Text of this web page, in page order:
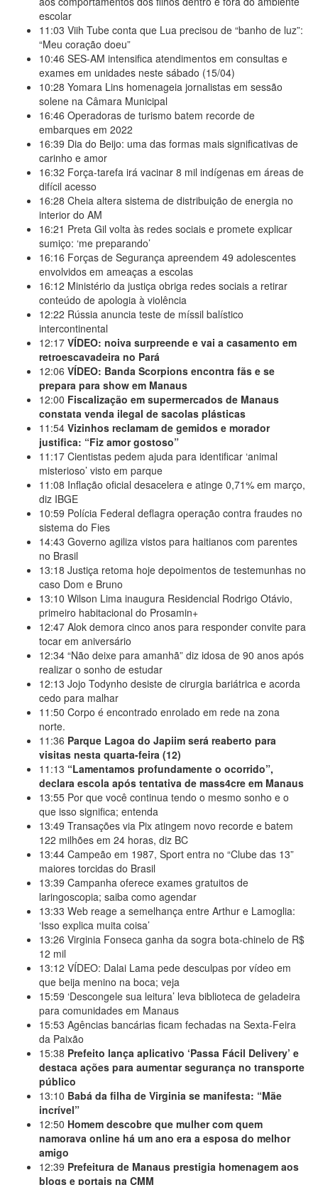
escolar
11:03 Viih Tube conta que Lua precisou de “banho de luz”:
“Meu coração doeu”
10:46 SES-AM intensifica atendimentos em consultas e
exames em unidades neste sábado (15/04)
10:28 Yomara Lins homenageia jornalistas em sessão
solene na Câmara Municipal
16:46 Operadoras de turismo batem recorde de
embarques em 2022
16:39 Dia do Beijo: uma das formas mais significativas de
carinho e amor
16:32 Força-tarefa irá vacinar 8 mil indígenas em áreas de
difícil acesso
16:28 Cheia altera sistema de distribuição de energia no
interior do AM
16:21 Preta Gil volta às redes sociais e promete explicar
sumiço: ‘me preparando’
16:16 Forças de Segurança apreendem 49 adolescentes
envolvidos em ameaças a escolas
16:12 Ministério da justiça obriga redes sociais a retirar
conteúdo de apologia à violência
12:22 Rússia anuncia teste de míssil balístico
intercontinental
12:17 VÍDEO: noiva surpreende e vai a casamento em
retroescavadeira no Pará
12:06 VÍDEO: Banda Scorpions encontra fãs e se
prepara para show em Manaus
12:00 Fiscalização em supermercados de Manaus
constata venda ilegal de sacolas plásticas
11:54 Vizinhos reclamam de gemidos e morador
justifica: “Fiz amor gostoso”
11:17 Cientistas pedem ajuda para identificar ‘animal
misterioso’ visto em parque
11:08 Inflação oficial desacelera e atinge 0,71% em março,
diz IBGE
10:59 Polícia Federal deflagra operação contra fraudes no
sistema do Fies
14:43 Governo agiliza vistos para haitianos com parentes
no Brasil
13:18 Justiça retoma hoje depoimentos de testemunhas no
caso Dom e Bruno
13:10 Wilson Lima inaugura Residencial Rodrigo Otávio,
primeiro habitacional do Prosamin+
12:47 Alok demora cinco anos para responder convite para
tocar em aniversário
12:34 “Não deixe para amanhã” diz idosa de 90 anos após
realizar o sonho de estudar
12:13 Jojo Todynho desiste de cirurgia bariátrica e acorda
cedo para malhar
11:50 Corpo é encontrado enrolado em rede na zona
norte.
11:36 Parque Lagoa do Japiim será reaberto para
visitas nesta quarta-feira (12)
11:13 “Lamentamos profundamente o ocorrido”,
declara escola após tentativa de mass4cre em Manaus
13:55 Por que você continua tendo o mesmo sonho e o
que isso significa; entenda
13:49 Transações via Pix atingem novo recorde e batem
122 milhões em 24 horas, diz BC
13:44 Campeão em 1987, Sport entra no “Clube das 13”
maiores torcidas do Brasil
13:39 Campanha oferece exames gratuitos de
laringoscopia; saiba como agendar
13:33 Web reage a semelhança entre Arthur e Lamoglia:
‘Isso explica muita coisa’
13:26 Virginia Fonseca ganha da sogra bota-chinelo de R$
12 mil
13:12 VÍDEO: Dalai Lama pede desculpas por vídeo em
que beija menino na boca; veja
15:59 ‘Descongele sua leitura’ leva biblioteca de geladeira
para comunidades em Manaus
15:53 Agências bancárias ficam fechadas na Sexta-Feira
da Paixão
15:38 Prefeito lança aplicativo ‘Passa Fácil Delivery’ e
destaca ações para aumentar segurança no transporte
público
13:10 Babá da filha de Virginia se manifesta: “Mãe
incrível”
12:50 Homem descobre que mulher com quem
namorava online há um ano era a esposa do melhor
amigo
12:39 Prefeitura de Manaus prestigia homenagem aos
blogs e portais na CMM